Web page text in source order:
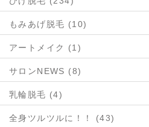
もみあげ脱毛 (10)
アートメイク (1)
サロンNEWS (8)
乳輪脱毛 (4)
全身ツルツルに！！ (43)